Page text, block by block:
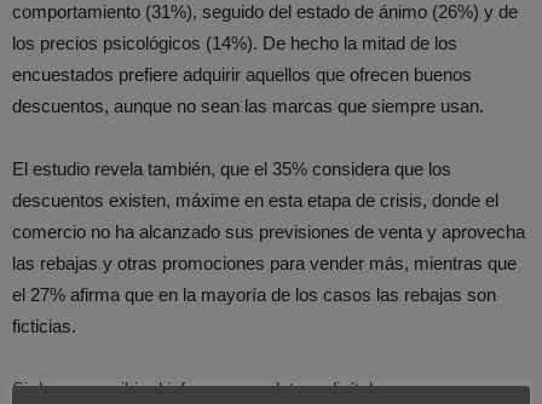
comportamiento (31%), seguido del estado de ánimo (26%) y de
los precios psicológicos (14%). De hecho la mitad de los
encuestados prefiere adquirir aquellos que ofrecen buenos
descuentos, aunque no sean las marcas que siempre usan.
El estudio revela también, que el 35% considera que los
descuentos existen, máxime en esta etapa de crisis, donde el
comercio no ha alcanzado sus previsiones de venta y aprovecha
las rebajas y otras promociones para vender más, mientras que
el 27% afirma que en la mayoría de los casos las rebajas son
ficticias.
Si deseas recibir el informe completo, solicítalo